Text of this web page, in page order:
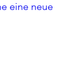
eine neue